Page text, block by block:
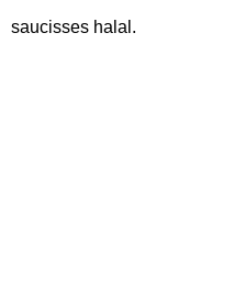
saucisses halal.